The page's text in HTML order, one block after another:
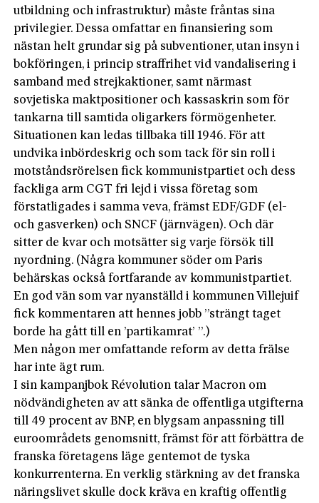
utbildning och infrastruktur) måste fråntas sina
privilegier. Dessa omfattar en finansiering som
nästan helt grundar sig på subventioner, utan insyn i
bokföringen, i princip straffrihet vid vandalisering i
samband med strejkaktioner, samt närmast
sovjetiska maktpositioner och kassaskrin som för
tankarna till samtida oligarkers förmögenheter.
Situationen kan ledas tillbaka till 1946. För att
undvika inbördeskrig och som tack för sin roll i
motståndsrörelsen fick kommunistpartiet och dess
fackliga arm CGT fri lejd i vissa företag som
förstatligades i samma veva, främst EDF/GDF (el-
och gasverken) och SNCF (järnvägen). Och där
sitter de kvar och motsätter sig varje försök till
nyordning. (Några kommuner söder om Paris
behärskas också fortfarande av kommunistpartiet.
En god vän som var nyanställd i kommunen Villejuif
fick kommentaren att hennes jobb ”strängt taget
borde ha gått till en ’partikamrat’ ”.)
Men någon mer omfattande reform av detta frälse
har inte ägt rum.
I sin kampanjbok Révolution talar Macron om
nödvändigheten av att sänka de offentliga utgifterna
till 49 procent av BNP, en blygsam anpassning till
euroområdets genomsnitt, främst för att förbättra de
franska företagens läge gentemot de tyska
konkurrenterna. En verklig stärkning av det franska
näringslivet skulle dock kräva en kraftig offentlig